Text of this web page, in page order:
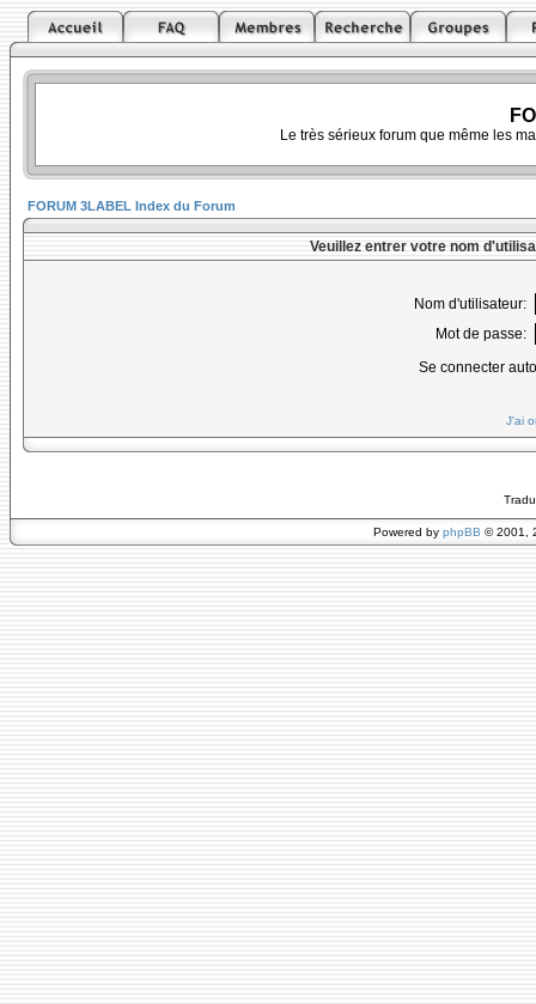
Le très sérieux forum que même les
FORUM 3LABEL Index du Forum
Veuillez entrer votre nom
Nom d'utilisateur:
Mot de passe:
Se connecter
J'ai
Powered by phpBB © 2001,